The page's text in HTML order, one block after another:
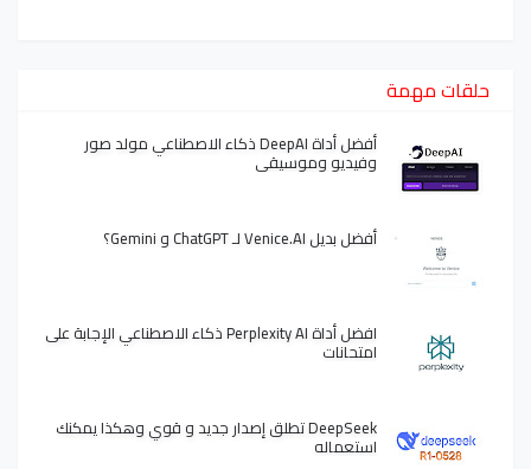
حلقات مهمة
أفضل أداة DeepAI ذكاء الاصطناعي مولد صور
وفيديو وموسيقى
أفضل بديل Venice.AI لـ ChatGPT و Gemini؟
افضل أداة Perplexity AI ذكاء الاصطناعي الإجابة على
امتحانات
DeepSeek تطلق إصدار جديد و قوي وهكذا يمكنك
استعماله